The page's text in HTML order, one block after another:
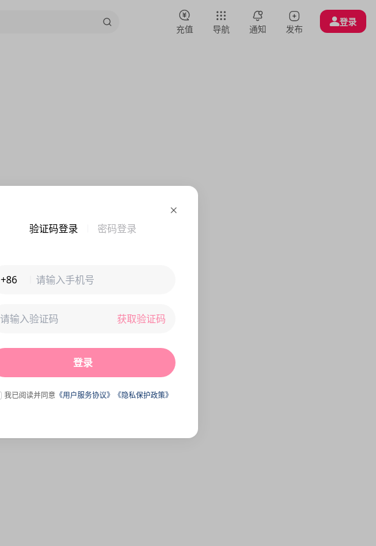
验证码登录 密码登录
+86
获取验证码
登录
我已阅读并同意 《用户服务协议》 《隐私保护政策》
充值 导航 通知 发布
登录